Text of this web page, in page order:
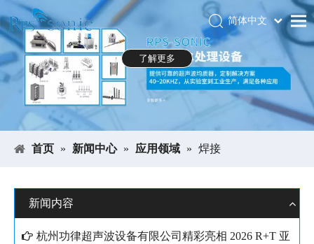
首页
关于RPS-SONIC
产品中心
应用领域
新闻中心
展会
联系我们
简体中文
Español
Pусский
العربية
了解更多
首页 » 新闻中心 » 应用领域 » 焊接
新闻内容
杭州功律超声波设备有限公司精彩亮相 2026 R+T 亚